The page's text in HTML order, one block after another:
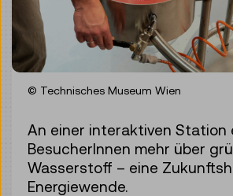
© Technisches Museum Wien
An einer interaktiven Station
BesucherInnen mehr über
Wasserstoff – eine
Energiewende.